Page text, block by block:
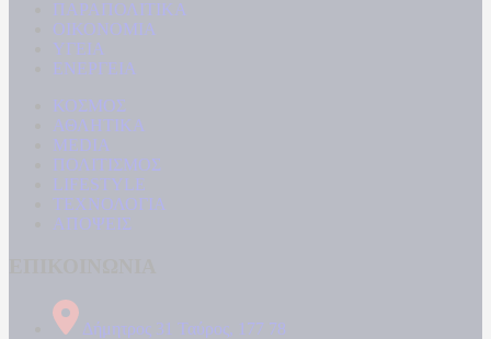
ΠΑΡΑΠΟΛΙΤΙΚΑ
ΟΙΚΟΝΟΜΙΑ
ΥΓΕΙΑ
ΕΝΕΡΓΕΙΑ
ΚΟΣΜΟΣ
ΑΘΛΗΤΙΚΑ
MEDIA
ΠΟΛΙΤΙΣΜΟΣ
LIFESTYLE
ΤΕΧΝΟΛΟΓΙΑ
ΑΠΟΨΕΙΣ
Δήμητρος 31 Ταύρος, 177 78